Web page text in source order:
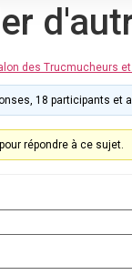
des Trucmucheurs
18 participants et
répondre à ce sujet.